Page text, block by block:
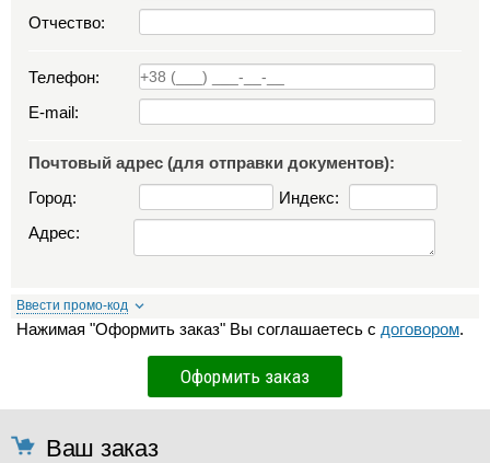
Отчество:
Телефон:
E-mail:
Почтовый адрес (для отправки документов):
Город:
Индекс:
Адрес:
Ввести промо-код
Нажимая "Оформить заказ" Вы соглашаетесь с договором.
Ваш заказ